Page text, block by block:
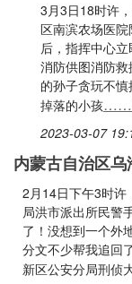
3月3日18时许
区南滨农场医
后，指挥中心
消防供图消防
的孙子贪玩不
掉落的小孩……
2023-03-07
内蒙古自治区
2月14日下午3时许
局洪市派出所民警
了！没想到一个外
分文不少帮我追回
新区公安分局刑侦